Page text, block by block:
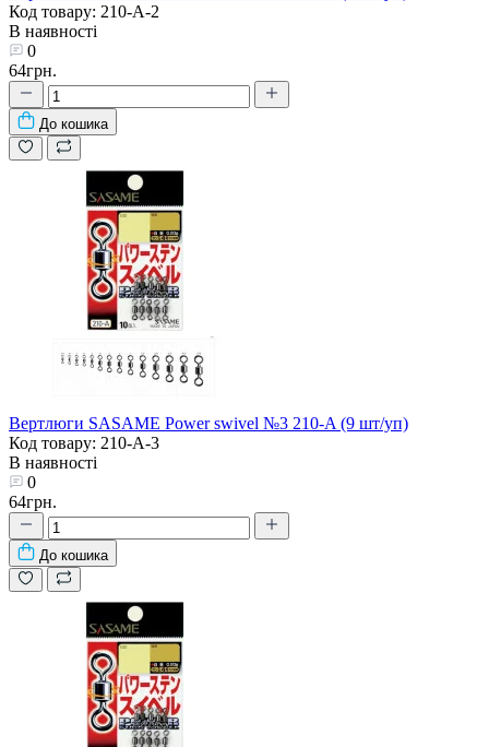
Код товару: 210-A-2
В наявності
0
64грн.
До кошика
Вертлюги SASAME Power swivel №3 210-A (9 шт/уп)
Код товару: 210-A-3
В наявності
0
64грн.
До кошика